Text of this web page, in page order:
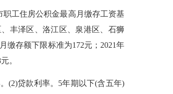
工住房公积金最高月缴存工资基
丰泽区、洛江区、泉港区、石狮
缴存额下限标准为172元；2021年
。
(2)贷款利率。5年期以下(含五年)